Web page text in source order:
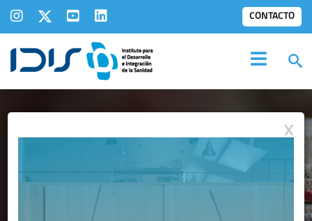
CONTACTO
X